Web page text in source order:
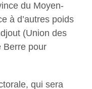
du Moyen-
à d’autres poids
(Union des
Berre pour
qui sera